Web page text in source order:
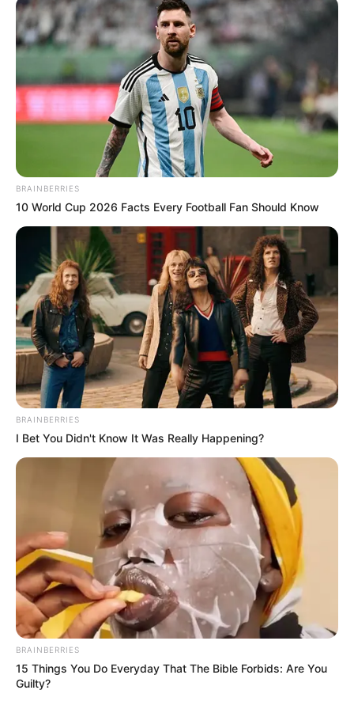
Hier für den nächsten Urlaubkostenlose Kataloge b
estellen
.
Hier gibt es Tipps, wie man eineFerienwohnung
gestaltenkann.
Veranstaltung in Remagen eintragen
Die schönsten Ausflugsziele und
Sehenswürdigkeiten in Rheinland-Pfalz:
Hier geht es zu denschönsten Ausflugszielen und
Sehenswürdigkeiten in Rheinland-Pfalz
BRAINBERRIES
10 World Cup 2026 Facts Every Football Fan Should Know
BRAINBERRIES
I Bet You Didn't Know It Was Really Happening?
BRAINBERRIES
15 Things You Do Everyday That The Bible Forbids: Are You
Guilty?